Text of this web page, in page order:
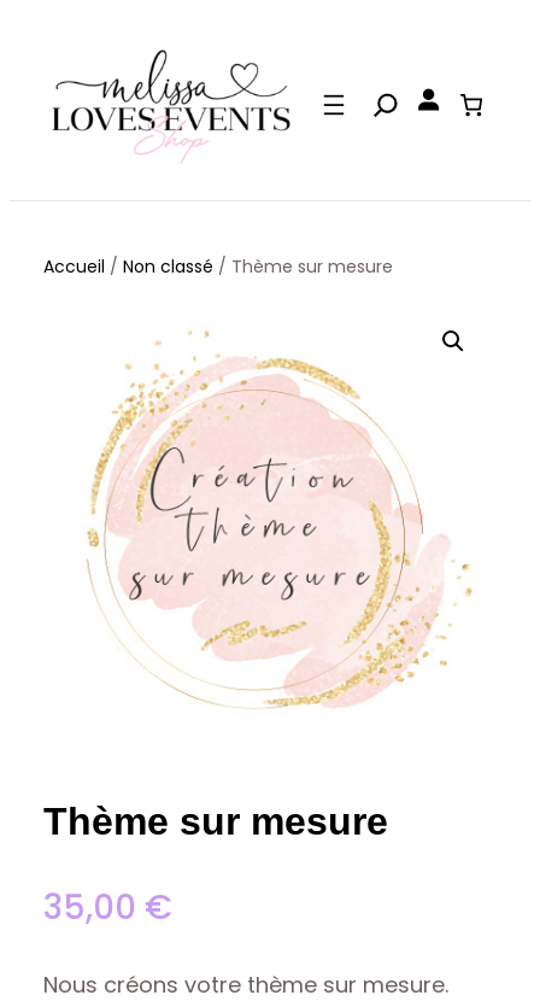
contenu
Accueil / Non classé / Thème sur mesure
Thème sur mesure
35,00 €
Nous créons votre thème sur mesure.